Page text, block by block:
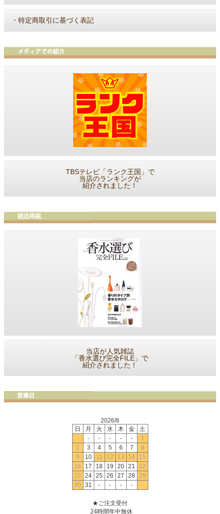
・ 特定商取引に基づく表記
TBSテレビ「ランク王国」で
当店のランキングが
紹介されました！
当店が人気雑誌
「香水選び完全FILE」で
紹介されました！
2026/8
日
月 火 水 木 金
土
-
- - - - -
1
2
3 4 5 6 7
8
9
10 11 12 13 14
15
16
17 18 19 20 21
22
23
24 25 26 27 28
29
30
31 - - - - -
★ご注文受付
24時間年中無休